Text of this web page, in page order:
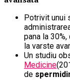
Potrivit unui
pana la
la varste
Un studiu
Medicine
de